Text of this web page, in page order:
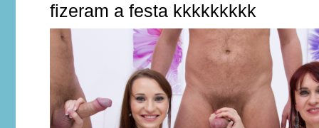
fizeram a festa kkkkkkkkk